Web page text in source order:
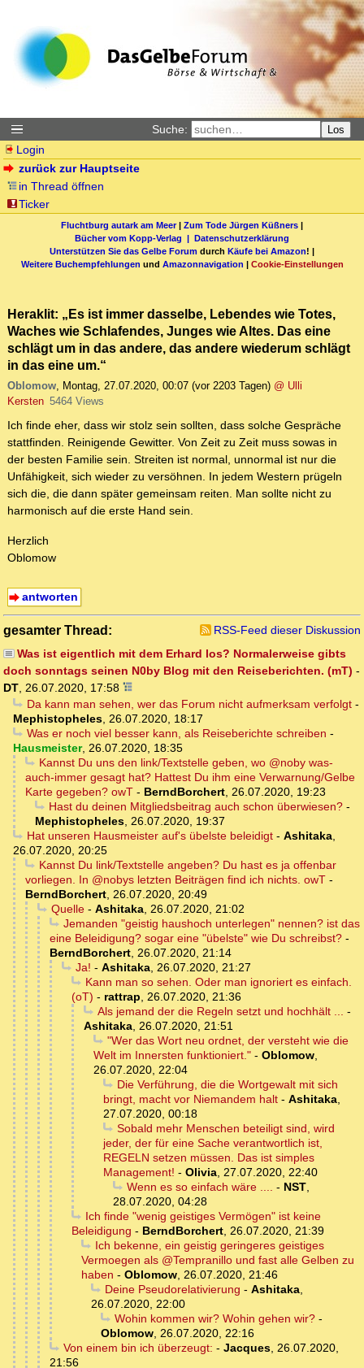
Suche: Los
Login
zurück zur Hauptseite
in Thread öffnen
Ticker
Fluchtburg autark am Meer| Zum Tode Jürgen Küßners |
Bücher vom Kopp-Verlag | Datenschutzerklärung
Unterstützen Sie das Gelbe Forum durch Käufe bei Amazon! |
Weitere Buchempfehlungen und Amazonnavigation | Cookie-Einstellungen
Heraklit: „Es ist immer dasselbe, Lebendes wie Totes,
Waches wie Schlafendes, Junges wie Altes. Das eine
schlägt um in das andere, das andere wiederum schlägt
in das eine um.“
Oblomow, Montag, 27.07.2020, 00:07 (vor 2203 Tagen) @ Ulli
Kersten 5464 Views
Ich finde eher, dass wir stolz sein sollten, dass solche Gespräche
stattfinden. Reinigende Gewitter. Von Zeit zu Zeit muss sowas in
der besten Familie sein. Streiten ist normal, unnormal ist nur die
Unfähigkeit, sich wieder zu versöhnen. In jedem Western prügeln
sich die, die dann später gemeinsam reiten. Man sollte nicht zu
harmonisch auf die erste Hand sein.
Herzlich
Oblomow
antworten
gesamter Thread:
RSS-Feed dieser Diskussion
Was ist eigentlich mit dem Erhard los? Normalerweise gibts
doch sonntags seinen N0by Blog mit den Reiseberichten. (mT) -
DT, 26.07.2020, 17:58
Da kann man sehen, wer das Forum nicht aufmerksam verfolgt-
Mephistopheles, 26.07.2020, 18:17
Was er noch viel besser kann, als Reiseberichte schreiben -
Hausmeister, 26.07.2020, 18:35
Kannst Du uns den link/Textstelle geben, wo @noby was-
auch-immer gesagt hat? Hattest Du ihm eine Verwarnung/Gelbe
Karte gegeben? owT - BerndBorchert, 26.07.2020, 19:23
Hast du deinen Mitgliedsbeitrag auch schon überwiesen?-
Mephistopheles, 26.07.2020, 19:37
Hat unseren Hausmeister auf's übelste beleidigt- Ashitaka,
26.07.2020, 20:25
Kannst Du link/Textstelle angeben? Du hast es ja offenbar
vorliegen. In @nobys letzten Beiträgen find ich nichts. owT -
BerndBorchert, 26.07.2020, 20:49
Quelle- Ashitaka, 26.07.2020, 21:02
Jemanden "geistig haushoch unterlegen" nennen? ist das
eine Beleidigung? sogar eine "übelste" wie Du schreibst? -
BerndBorchert, 26.07.2020, 21:14
Ja! - Ashitaka, 26.07.2020, 21:27
Kann man so sehen. Oder man ignoriert es einfach.
(oT) - rattrap, 26.07.2020, 21:36
Als jemand der die Regeln setzt und hochhält ... -
Ashitaka, 26.07.2020, 21:51
"Wer das Wort neu ordnet, der versteht wie die
Welt im Innersten funktioniert." - Oblomow,
26.07.2020, 22:04
Die Verführung, die die Wortgewalt mit sich
bringt, macht vor Niemandem halt - Ashitaka,
27.07.2020, 00:18
Sobald mehr Menschen beteiligt sind, wird
jeder, der für eine Sache verantwortlich ist,
REGELN setzen müssen. Das ist simples
Management! - Olivia, 27.07.2020, 22:40
Wenn es so einfach wäre .... - NST,
28.07.2020, 04:28
Ich finde "wenig geistiges Vermögen" ist keine
Beleidigung - BerndBorchert, 26.07.2020, 21:39
Ich bekenne, ein geistig geringeres geistiges
Vermoegen als @Tempranillo und fast alle Gelben zu
haben - Oblomow, 26.07.2020, 21:46
Deine Pseudorelativierung - Ashitaka,
26.07.2020, 22:00
Wohin kommen wir? Wohin gehen wir?-
Oblomow, 26.07.2020, 22:16
Von einem bin ich überzeugt: - Jacques, 26.07.2020,
21:56